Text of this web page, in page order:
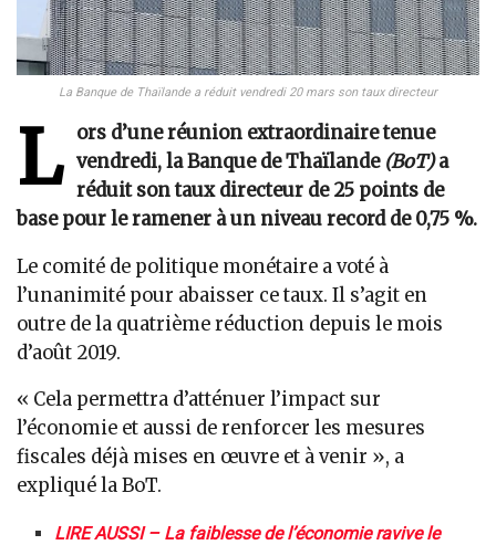
La Banque de Thaïlande a réduit vendredi 20 mars son taux directeur
L
ors d’une réunion extraordinaire tenue
vendredi, la Banque de Thaïlande (BoT)a
réduit son taux directeur de 25 points de
base pour le ramener à un niveau record de 0,75 %.
Le comité de politique monétaire a voté à
l’unanimité pour abaisser ce taux. Il s’agit en
outre de la quatrième réduction depuis le mois
d’août 2019.
« Cela permettra d’atténuer l’impact sur
l’économie et aussi de renforcer les mesures
fiscales déjà mises en œuvre et à venir », a
expliqué la BoT.
LIRE AUSSI – La faiblesse de l’économie ravive le